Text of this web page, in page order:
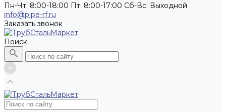
Пн-Чт: 8:00-18:00 Пт: 8:00-17:00 Сб-Вс: Выходной
info@pipe-rf.ru
Заказать звонок
Поиск